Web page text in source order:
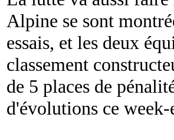
Alpine se sont
essais, et les deux
classement
de 5 places de
d'évolutions ce week-